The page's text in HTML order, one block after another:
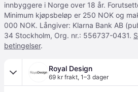
innbyggere i Norge over 18 år.
Minimum kjøpsbeløp er 250 NOK og
000 NOK. Långiver: Klarna Bank AB
34 Stockholm, Org. nr.: 556737-0431.
betingelser.
Royal Design
69 kr frakt, 1–3 dager